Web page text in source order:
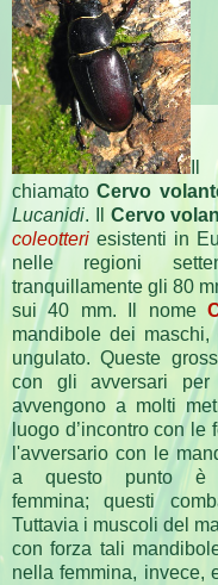
Il
chiamatoCervo
Lucanidi. Il Cervo
coleotteri esistenti in
nelle regioni
tranquillamente gli 80
sui 40 mm. Il nome
mandibole dei
ungulato. Queste
con gli avversari per
avvengono a molti
luogo d’incontro con
l'avversario con le
a questo punto è
femmina; questi
Tuttavia i muscoli del
con forza tali
nella femmina, invece,